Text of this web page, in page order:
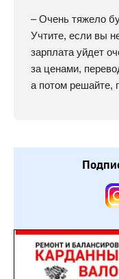
– Очень тяжело
Учтите, если вы
зарплата уйдет
за ценами,
а потом решайте,